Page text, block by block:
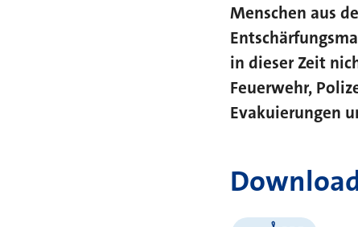
Menschen aus
in dieser Zeit
Feuerwehr,
Evakuierungen